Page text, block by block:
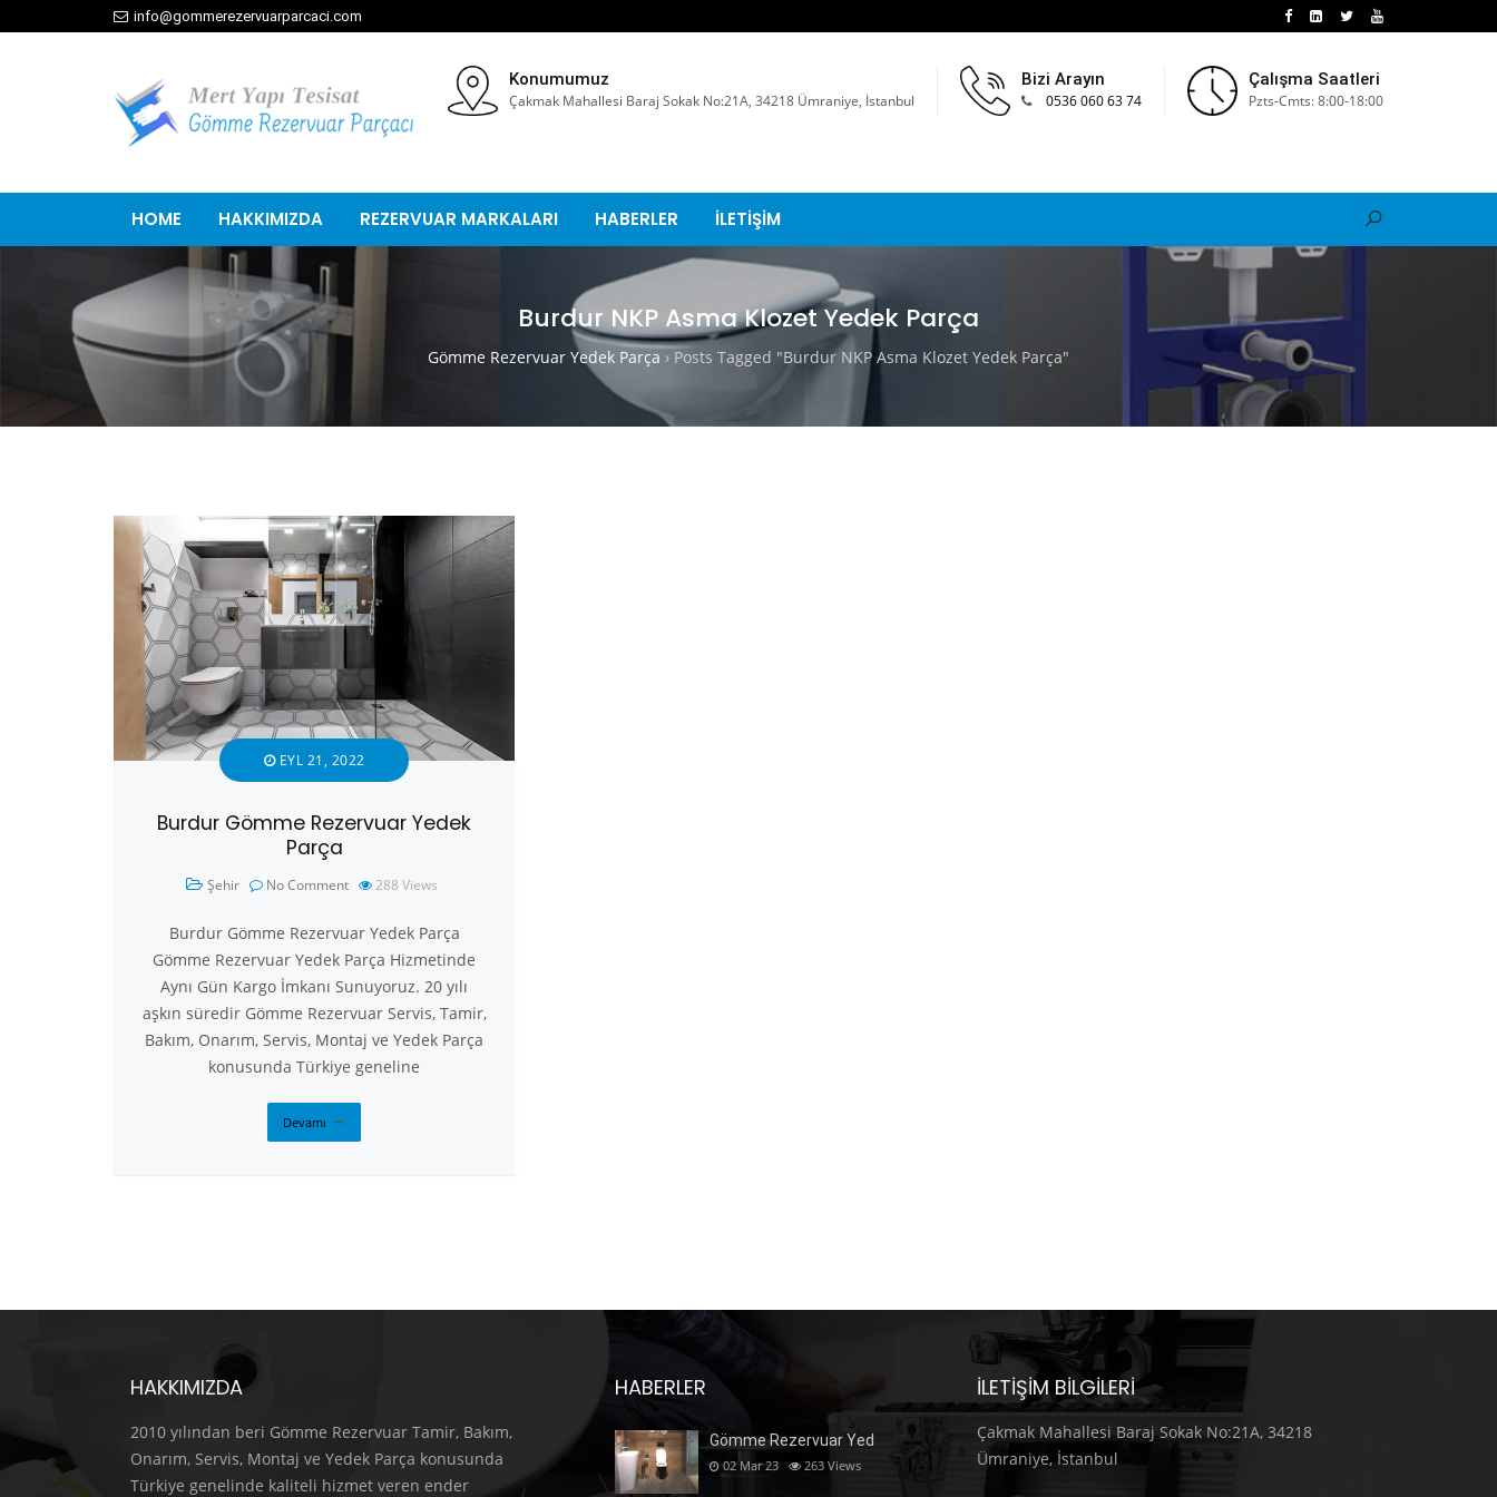
info@gommerezervuarparcaci.com
Konumumuz
Çakmak Mahallesi Baraj Sokak No:21A, 34218 Ümraniye, İstanbul
Bizi Arayın
0536 060 63 74
Çalışma Saatleri
Pzts-Cmts: 8:00-18:00
HOME HAKKIMIZDA REZERVUAR MARKALARI HABERLER İLETİŞİM
Burdur NKP Asma Klozet Yedek Parça
Gömme Rezervuar Yedek Parça › Posts Tagged "Burdur NKP Asma Klozet Yedek Parça"
EYL 21, 2022
Burdur Gömme Rezervuar Yedek
Parça
Şehir No Comment 288 Views
Burdur Gömme Rezervuar Yedek Parça
Gömme Rezervuar Yedek Parça Hizmetinde
Aynı Gün Kargo İmkanı Sunuyoruz. 20 yılı
aşkın süredir Gömme Rezervuar Servis, Tamir,
Bakım, Onarım, Servis, Montaj ve Yedek Parça
konusunda Türkiye geneline
Devamı
HAKKIMIZDA
2010 yılından beri Gömme Rezervuar Tamir, Bakım,
Onarım, Servis, Montaj ve Yedek Parça konusunda
Türkiye genelinde kaliteli hizmet veren ender
HABERLER
Gömme Rezervuar Yed
02 Mar 23 263 Views
İLETIŞIM BILGILERI
Çakmak Mahallesi Baraj Sokak No:21A, 34218
Ümraniye, İstanbul